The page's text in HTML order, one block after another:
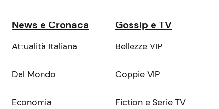
News e Cronaca
Attualità Italiana
Dal Mondo
Economia
Gossip e TV
Bellezze VIP
Coppie VIP
Fiction e Serie TV